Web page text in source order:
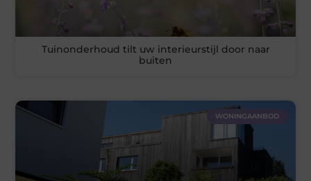
Tuinonderhoud tilt uw interieurstijl door naar
buiten
WONINGAANBOD